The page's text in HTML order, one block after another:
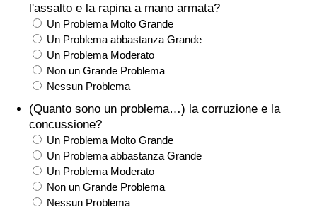
l'assalto e la rapina a mano armata?
Un Problema Molto Grande
Un Problema abbastanza Grande
Un Problema Moderato
Non un Grande Problema
Nessun Problema
(Quanto sono un problema…) la corruzione e la
concussione?
Un Problema Molto Grande
Un Problema abbastanza Grande
Un Problema Moderato
Non un Grande Problema
Nessun Problema